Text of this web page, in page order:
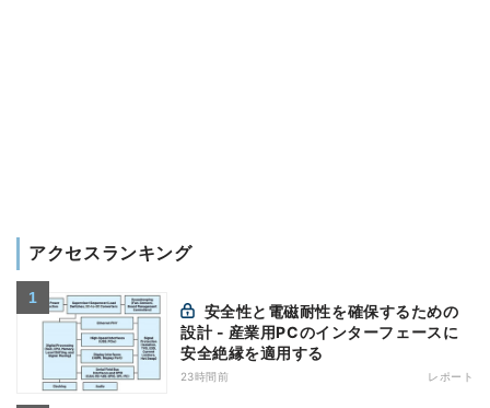
アクセスランキング
設計 - 産業用PCのインターフェースに
安全絶縁を適用する
23時間前 レポート